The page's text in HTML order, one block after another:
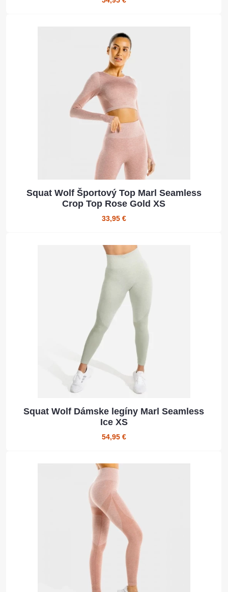
Squat Wolf Športový Top Marl Seamless
Crop Top Rose Gold XS
33,95 €
Squat Wolf Dámske legíny Marl Seamless
Ice XS
54,95 €